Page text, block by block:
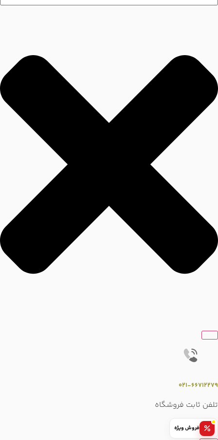
۰۲۱-۶۶۷۱۲۲۷۹
تلفن ثابت فروشگاه
فروش ویژه